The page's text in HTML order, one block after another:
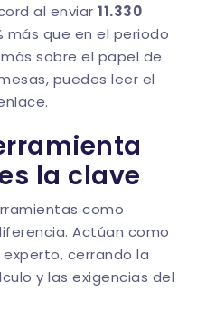
al enviar 11.330
más que en el periodo
más sobre el papel de
puedes leer el
.
la clave
como
Actúan como
cerrando la
y las exigencias del